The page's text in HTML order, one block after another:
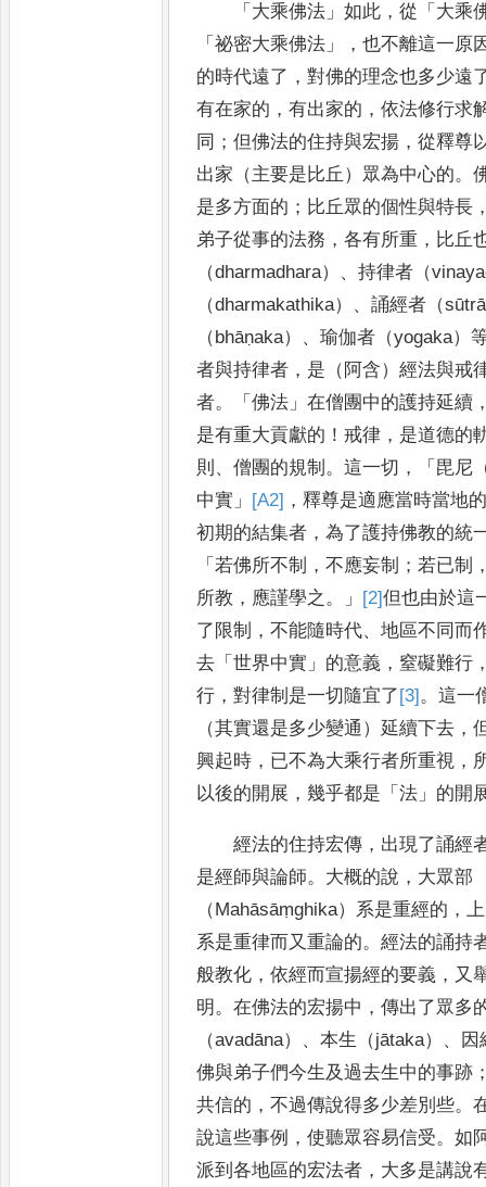
「 大乘佛法 」如此 ，從 「 大乘
「祕密大乘佛法 」，也不離這一原
的時代遠了 ，對佛的理念也多少遠
有在家的 ，有出家的 ，依法修行求
同 ；但佛法的住持與宏揚 ，從釋尊
出家（主要是比丘）眾為中心的。
是多方面的 ； 比丘眾的個性與特長
弟子從事的法務 ，各有所重 ， 比丘
（dharmadhara） 、持律者（
（dharmakathika） 、誦經者（
（ bhāṇaka） 、瑜伽者（yogaka）
者與持律者 ， 是（阿含）經法與戒
者。「佛法 」在僧團中的護持延續
是有重大貢獻的 ！戒律 ， 是道德的
則 、僧團的規制 。這一切 ， 「 毘尼
中實 」 [A2] ，釋尊是適應當時當地
初期的結集者 ，為了護持佛教的統
「若佛所不制 ，不應妄制 ；若已制
所教 ， 應謹學之。」 [2]但也由於這
了限制 ，不能隨時代、地區不同而
去 「世界中實 」 的意義 ， 窒礙難行
行 ，對律制是一切隨宜了 [3] 。這一
（其實還是多少變通）延續下去 ，
興起時 ， 已不為大乘行者所重視 ，
以後的開展 ，幾乎都是 「法 」 的開
經法的住持宏傳 ， 出現了誦經
是經師與論師。 大概的說 ， 大眾部
（ Mahāsāṃghika）系是重經的 ，
系是重律而又重論的。經法的誦持
般教化 ，依經而宣揚經的要義 ， 又
明。在佛法的宏揚中 ，傳出了眾多
（avadāna） 、本生（jātaka） 、
因
佛與弟子們今生及過去生中的事跡
共信的 ，不過傳說得多少差別些。
說這些事例 ，使聽眾容易信受。如
派到各地區的宏法者 ， 大多是講說